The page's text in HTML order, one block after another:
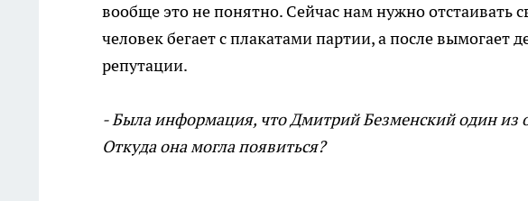
вообще это не понятно. Сейчас нам нужно отстаивать
человек бегает с плакатами партии, а после вымогает
репутации.
- Была информация, что Дмитрий Безменский один из
Откуда она могла появиться?